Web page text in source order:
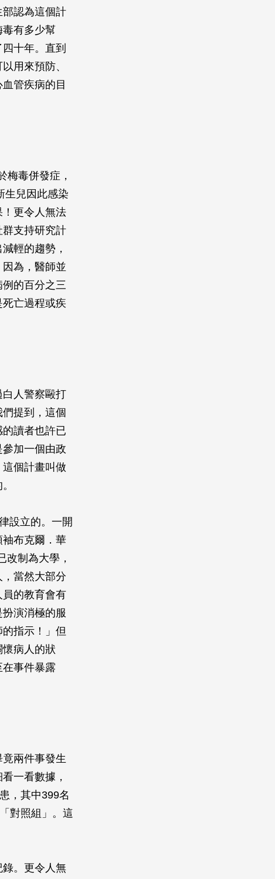
認為這個計
有多少幫
十年。直到
用來預防、
管疾病的目
梅毒併發症，
生兒因此感染
更令人無法
支持研究計
輕的趨勢，
為，醫師並
的百分之三
亡過程或疾
人警察毆打
提到，這個
讀者也許已
加一個由政
個計畫叫做
設立的。一開
布克爾．華
改制為大學，
當然大部分
的教育會有
演消極的服
指示！」但
病人的狀
事件暴露
兩件事發生
一看數據，
，其中399名
對照組」。這
。更令人無